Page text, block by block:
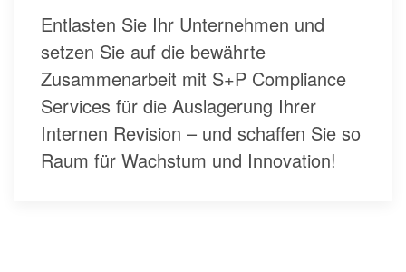
Entlasten Sie Ihr Unternehmen und
setzen Sie auf die bewährte
Zusammenarbeit mit S+P Compliance
Services für die Auslagerung Ihrer
Internen Revision – und schaffen Sie so
Raum für Wachstum und Innovation!